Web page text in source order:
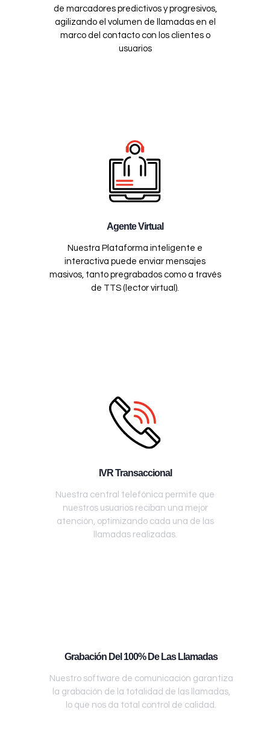
de marcadores predictivos y progresivos,
agilizando el volumen de llamadas en el
marco del contacto con los clientes o
usuarios
Agente Virtual
Nuestra Plataforma inteligente e
interactiva puede enviar mensajes
masivos, tanto pregrabados como a través
de TTS (lector virtual).
IVR Transaccional
Nuestra central telefónica permite que
nuestros usuarios reciban una mejor
atención, optimizando cada una de las
llamadas realizadas.
Grabación Del 100% De Las Llamadas
Nuestro software de comunicación garantiza
la grabación de la totalidad de las llamadas,
lo que nos da total control de calidad.